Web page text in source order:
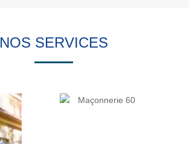
NOS SERVICES